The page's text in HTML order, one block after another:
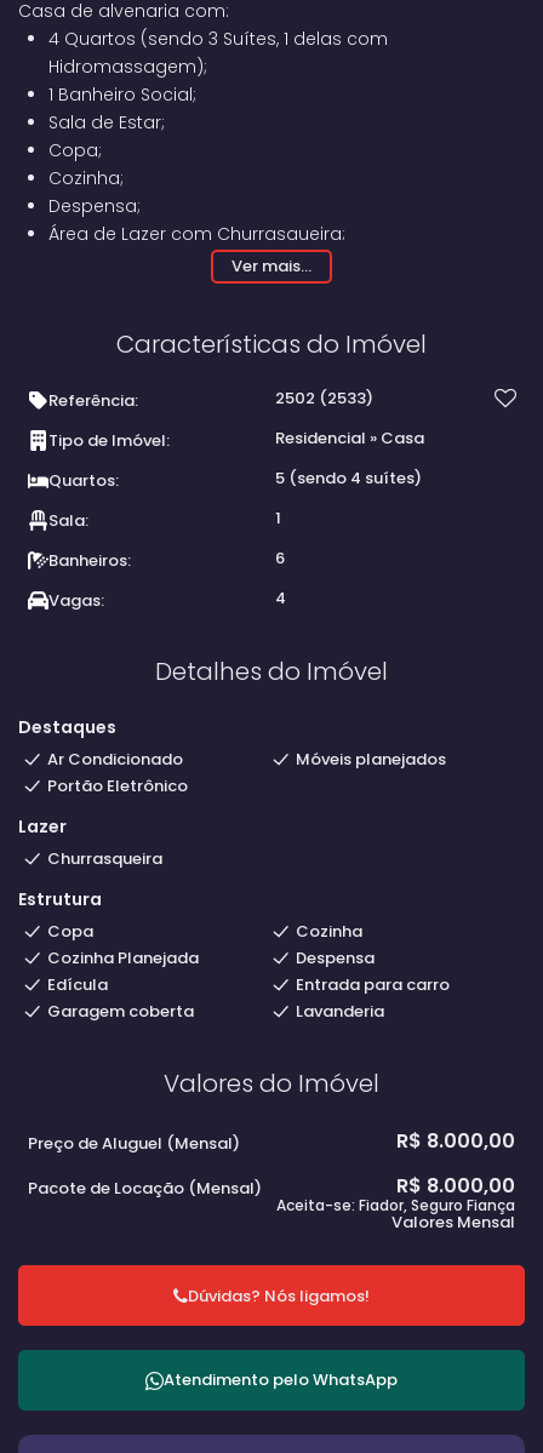
Casa de alvenaria com:
4 Quartos (sendo 3 Suítes, 1 delas com
Hidromassagem);
1 Banheiro Social;
Sala de Estar;
Copa;
Cozinha;
Despensa;
Área de Lazer com Churrasqueira;
Lavanderia Coberta;
Garagem para 4 Carros (sendo 2 Cobertos);
A casa principal estátoda mobiliada . Todos os quartos
E, nos fundos, edícula com:
Sala; Cozinha;
Lavanderia Coberta;
1 Banheiro Social;
Ver mais...
Características do Imóvel
Referência: 2502 (2533)
Tipo de Imóvel:
Residencial » Casa
Quartos:
5 (sendo 4 suítes)
Sala:
1
Banheiros:
6
Vagas:
4
Detalhes do Imóvel
Destaques
Ar Condicionado
Móveis planejados
Portão Eletrônico
Lazer
Churrasqueira
Estrutura
Copa
Cozinha
Cozinha Planejada
Despensa
Edícula
Entrada para carro
Garagem coberta
Lavanderia
Valores do Imóvel
R$ 8.000,00
Preço de Aluguel (Mensal)
Valores Mensal
Aceita-se: Fiador, Seguro Fiança
R$ 8.000,00
Pacote de Locação (Mensal)
Dúvidas? Nós ligamos!
Atendimento peloWhatsApp